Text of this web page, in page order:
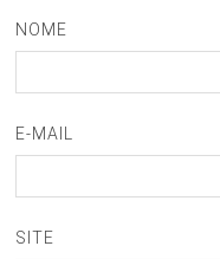
NOME
E-MAIL
SITE